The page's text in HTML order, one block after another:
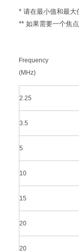
* 请在最小值和最
** 如果需要一个焦
Frequency
(MHz)
2.25
3.5
5
10
15
20
20